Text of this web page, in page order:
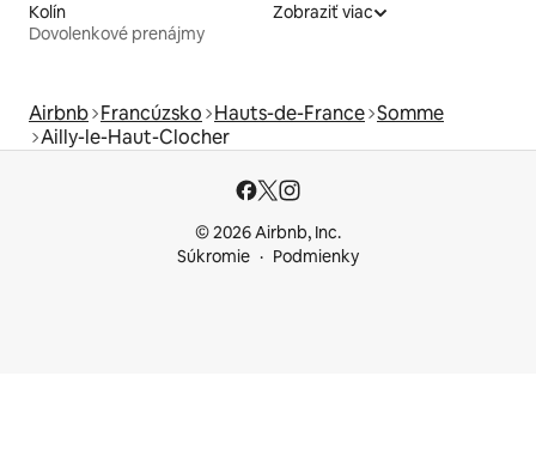
Kolín
Dovolenkové prenájmy
Zobraziť viac
Airbnb Francúzsko Hauts-de-France Somme
Ailly-le-Haut-Clocher
© 2026 Airbnb, Inc.
Súkromie
Podmienky